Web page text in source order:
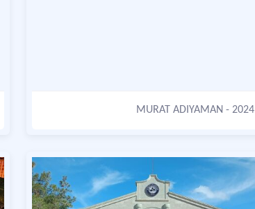
MURAT ADIYAMAN - 2024